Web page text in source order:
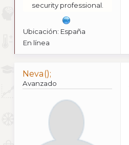
security professional.
Ubicación: España
En línea
Neva();
Avanzado